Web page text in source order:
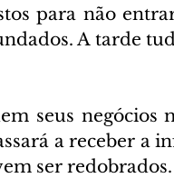
para não
A tarde
seus negócios
a receber a
ser redobrados.